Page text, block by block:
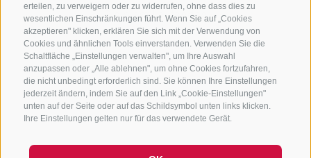
erteilen, zu verweigern oder zu widerrufen, ohne dass dies zu
wesentlichen Einschränkungen führt. Wenn Sie auf „Cookies
akzeptieren" klicken, erklären Sie sich mit der Verwendung von
Cookies und ähnlichen Tools einverstanden. Verwenden Sie die
Schaltfläche „Einstellungen verwalten", um Ihre Auswahl
anzupassen oder „Alle ablehnen", um ohne Cookies fortzufahren,
die nicht unbedingt erforderlich sind. Sie können Ihre Einstellungen
jederzeit ändern, indem Sie auf den Link „Cookie-Einstellungen"
unten auf der Seite oder auf das Schildsymbol unten links klicken.
Ihre Einstellungen gelten nur für das verwendete Gerät.
Bleib am Laufenden
Newsletter Anmelden